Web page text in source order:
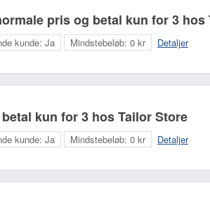
pris og betal kun for 3 hos
kunde: Ja Mindstebeløb: 0 kr Detaljer
kun for 3 hos Tailor Store
kunde: Ja Mindstebeløb: 0 kr Detaljer